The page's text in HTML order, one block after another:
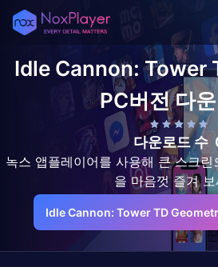
Idle Cannon: Tower
PC버전 다
다운로드 수
녹스 앱플레이어를 사용해 큰 스크
을 마음껏 즐겨 보
Idle Cannon: Tower TD